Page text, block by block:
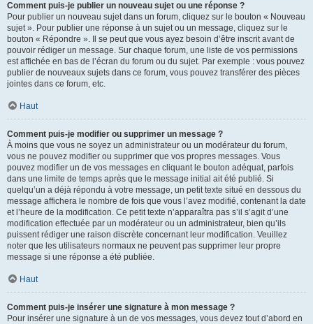
Comment puis-je publier un nouveau sujet ou une réponse ?
Pour publier un nouveau sujet dans un forum, cliquez sur le bouton « Nouveau
sujet ». Pour publier une réponse à un sujet ou un message, cliquez sur le
bouton « Répondre ». Il se peut que vous ayez besoin d’être inscrit avant de
pouvoir rédiger un message. Sur chaque forum, une liste de vos permissions
est affichée en bas de l’écran du forum ou du sujet. Par exemple : vous pouvez
publier de nouveaux sujets dans ce forum, vous pouvez transférer des pièces
jointes dans ce forum, etc.
Haut
Comment puis-je modifier ou supprimer un message ?
À moins que vous ne soyez un administrateur ou un modérateur du forum,
vous ne pouvez modifier ou supprimer que vos propres messages. Vous
pouvez modifier un de vos messages en cliquant le bouton adéquat, parfois
dans une limite de temps après que le message initial ait été publié. Si
quelqu’un a déjà répondu à votre message, un petit texte situé en dessous du
message affichera le nombre de fois que vous l’avez modifié, contenant la date
et l’heure de la modification. Ce petit texte n’apparaîtra pas s’il s’agit d’une
modification effectuée par un modérateur ou un administrateur, bien qu’ils
puissent rédiger une raison discrète concernant leur modification. Veuillez
noter que les utilisateurs normaux ne peuvent pas supprimer leur propre
message si une réponse a été publiée.
Haut
Comment puis-je insérer une signature à mon message ?
Pour insérer une signature à un de vos messages, vous devez tout d’abord en